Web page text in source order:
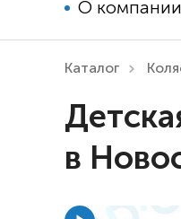
О компании
Каталог
в